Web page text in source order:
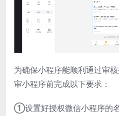
为确保小程序能顺利通过审
审小程序前完成以下要求：
①设置好授权微信小程序的